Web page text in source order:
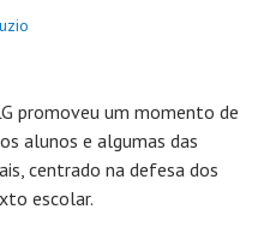
promoveu um momento de
alunos e algumas das
centrado na defesa dos
escolar.